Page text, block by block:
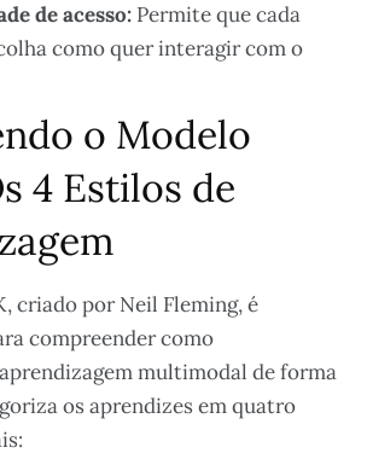
de acesso: Permite que cada
como quer interagir com o
o Modelo
4 Estilos de
criado por Neil Fleming, é
compreender como
multimodal de forma
os aprendizes em quatro